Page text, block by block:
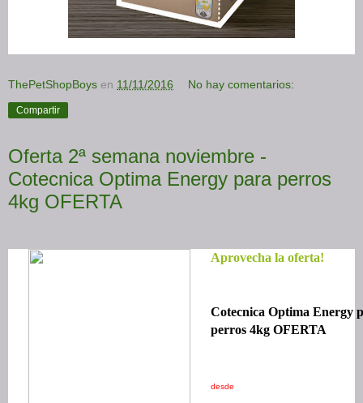
ThePetShopBoys en 11/11/2016 No hay comentarios:
Compartir
Oferta 2ª semana noviembre -
Cotecnica Optima Energy para perros
4kg OFERTA
Aprovecha la oferta!
Cotecnica Optima Energy
perros 4kg OFERTA
desde